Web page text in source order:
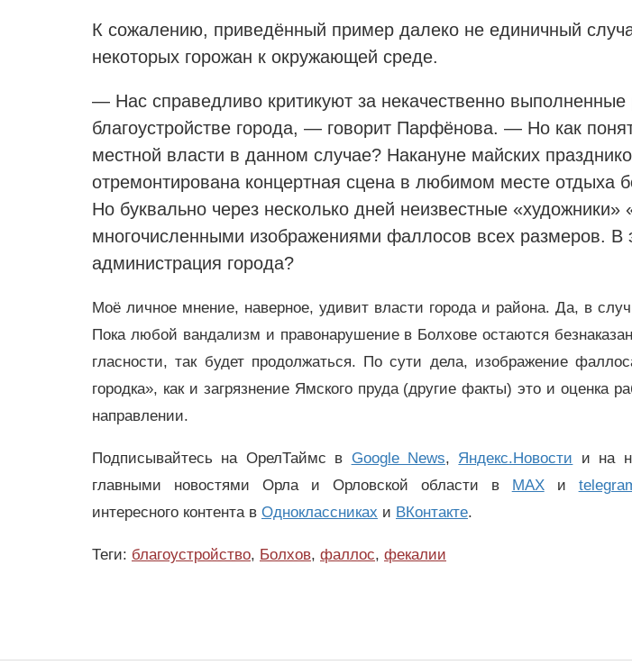
К сожалению, приведённый пример далеко не единичный
некоторых горожан к окружающей среде.
— Нас справедливо критикуют за некачественно выполненные
благоустройстве города, — говорит Парфёнова. — Но как
местной власти в данном случае? Накануне майских
отремонтирована концертная сцена в любимом месте отдыха
Но буквально через несколько дней неизвестные «художники»
многочисленными изображениями фаллосов всех размеров. В
администрация города?
Моё личное мнение, наверное, удивит власти города и района. Да, в
Пока любой вандализм и правонарушение в Болхове остаются
гласности, так будет продолжаться. По сути дела, изображение
городка», как и загрязнение Ямского пруда (другие факты) это и оценка
направлении.
Подписывайтесь на ОрелТаймс в Google News, Яндекс.Новости и на
главными новостями Орла и Орловской области в MAXи
интересного контента в Одноклассниках и ВКонтакте.
Теги: благоустройство, Болхов, фаллос, фекалии